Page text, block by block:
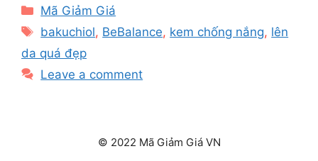
Categories
Mã Giảm Giá
Tags
bakuchiol, BeBalance, kem chống nắng, lên
da quá đẹp
Leave a comment
© 2022 Mã Giảm Giá VN